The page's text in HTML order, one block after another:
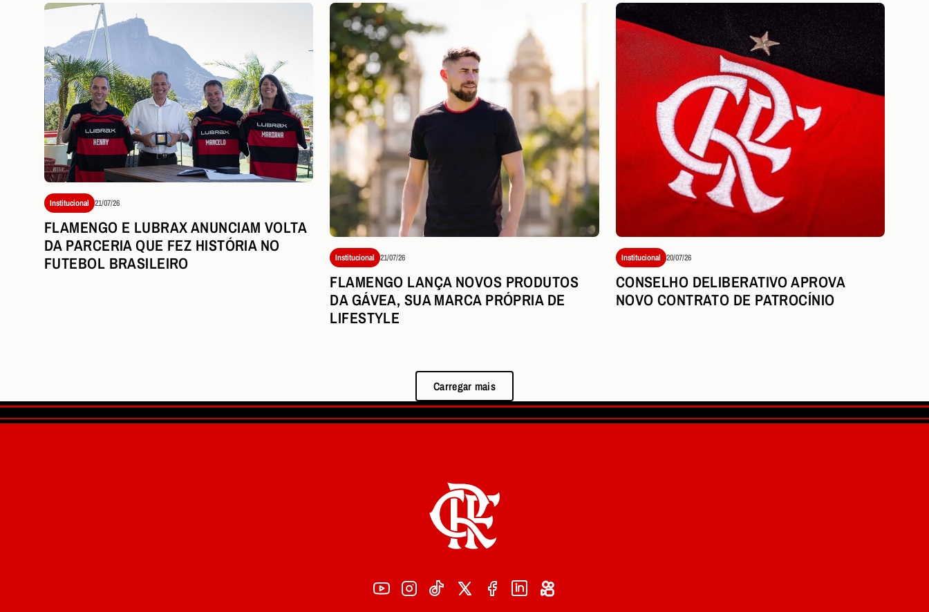
Institucional 21/07/26
FLAMENGO E LUBRAX ANUNCIAM VOLTA
DA PARCERIA QUE FEZ HISTÓRIA NO
FUTEBOL BRASILEIRO
Institucional 21/07/26
FLAMENGO LANÇA NOVOS PRODUTOS
DA GÁVEA, SUA MARCA PRÓPRIA DE
LIFESTYLE
Institucional 20/07/26
CONSELHO DELIBERATIVO APROVA
NOVO CONTRATO DE PATROCÍNIO
Carregar mais